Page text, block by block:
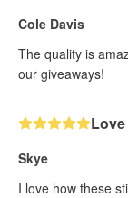
Cole Davis
The quality is
our giveaways!
Skye
I love how these